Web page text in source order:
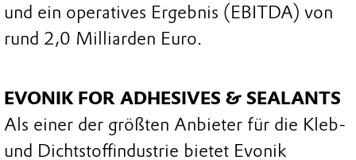
und ein operatives Ergebnis (EBITDA) von
rund 2,0 Milliarden Euro.
EVONIK FOR ADHESIVES & SEALANTS
Als einer der größten Anbieter für die Kleb-
und Dichtstoffindustrie bietet Evonik